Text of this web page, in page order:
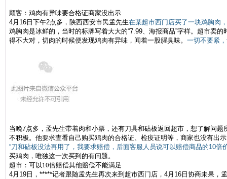
顾客： 鸡肉有异味要合格证商家没出示
4月16日下午2点多，陕西西安市民孟先生在某超市西门店买了一块鸡胸肉
鸡胸肉是冰鲜的，当时的标牌写着大大的“7.99、海报商品”字样。超市卖
得不大对，切肉的时候便发现鸡肉有异味，闻着一股腥臭味。 一切不要紧
当晚7点多，孟先生带着肉和小票，还有刀具和砧板返回超市，想了解问
不积极。他要求查看自己购买鸡肉的合格证、检疫证明等，商家也没有出
“刀和砧板没法再用了，我要求赔偿，后面客服人员说可以赔偿商品的10倍
买鸡肉，唯独这一次买到的有问题。
超市： 可以10倍赔偿其他赔偿不能满足
4月19日，*****记者跟随孟先生再次来到超市西门店，4月16日协商未果